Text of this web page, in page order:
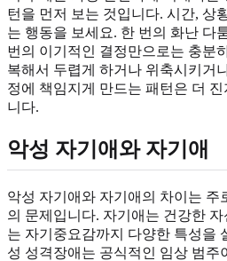
턴을 먼저 보는 것입니다. 시간, 상
는 행동을 보세요. 한 번의 화난 다
번의 이기적인 결정만으로는 충분
복해서 두렵게 하거나 위축시키거
정에 책임지게 만드는 패턴은 더
니다.
악성 자기애와 자기애
악성 자기애와 자기애의 차이는 주
의 문제입니다. 자기애는 건강한 자
는 자기중요감까지 다양한 특성을
성 성격장애는 공식적인 임상 범주